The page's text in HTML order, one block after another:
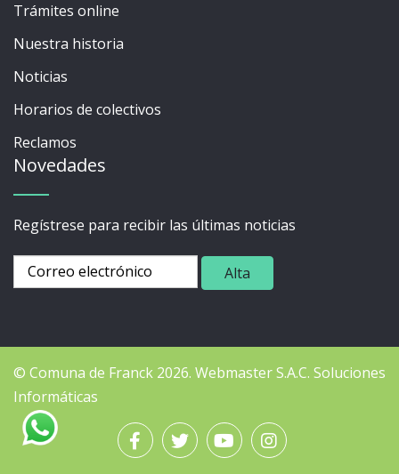
Trámites online
Nuestra historia
Noticias
Horarios de colectivos
Reclamos
Novedades
Regístrese para recibir las últimas noticias
© Comuna de Franck 2026. WebmasterS.A.C. Soluciones
Informáticas